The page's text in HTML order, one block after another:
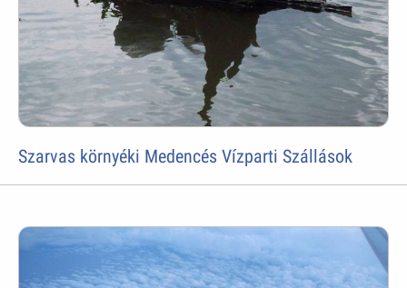
Szarvas környéki Medencés Vízparti Szállások